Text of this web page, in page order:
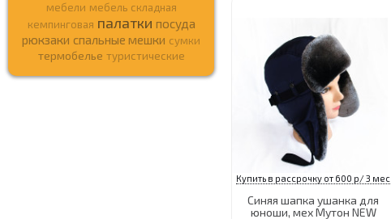
мебели мебель складная
кемпинговая палатки посуда
рюкзаки спальные мешки сумки
термобелье туристические
Купить в рассрочку от 600 р/ 3 мес
Синяя шапка ушанка для
юноши, мех Мутон NEW